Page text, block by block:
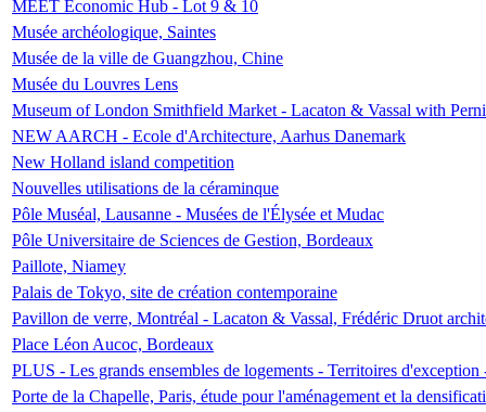
MEET Economic Hub - Lot 9 & 10
Musée archéologique, Saintes
Musée de la ville de Guangzhou, Chine
Musée du Louvres Lens
Museum of London Smithfield Market - Lacaton & Vassal with
NEW AARCH - Ecole d'Architecture, Aarhus Danemark
New Holland island competition
Nouvelles utilisations de la céraminque
Pôle Muséal, Lausanne - Musées de l'Élysée et Mudac
Pôle Universitaire de Sciences de Gestion, Bordeaux
Paillote, Niamey
Palais de Tokyo, site de création contemporaine
Pavillon de verre, Montréal - Lacaton & Vassal, Frédéric Druot
Place Léon Aucoc, Bordeaux
PLUS - Les grands ensembles de logements - Territoires
Porte de la Chapelle, Paris, étude pour l'aménagement et la